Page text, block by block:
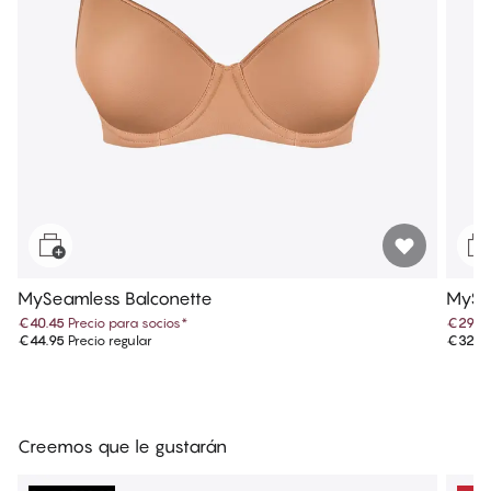
MySeamless Balconette
€40.45 Precio para socios*
€44.95 Precio regular
Creemos que le gustarán